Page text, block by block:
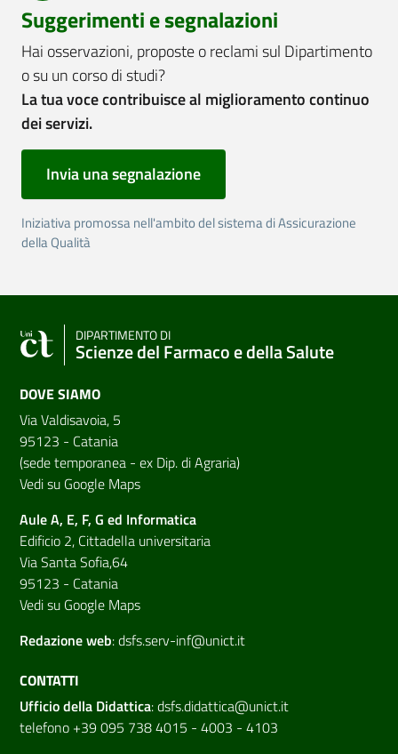
Suggerimenti e segnalazioni
Hai osservazioni, proposte o reclami sul Dipartimento
o su un corso di studi?
La tua voce contribuisce al miglioramento continuo
dei servizi.
Invia una segnalazione
Iniziativa promossa nell'ambito del sistema di Assicurazione
della Qualità
DIPARTIMENTO DI
Scienze del Farmaco e della Salute
DOVE SIAMO
Via Valdisavoia, 5
95123 - Catania
(sede temporanea - ex Dip. di Agraria)
Vedi su Google Maps
Aule A, E, F, G ed Informatica
Edificio 2, Cittadella universitaria
Via Santa Sofia,64
95123 - Catania
Vedi su Google Maps
Redazione web:dsfs.serv-inf@unict.it
CONTATTI
Ufficio della Didattica:dsfs.didattica@unict.it
telefono +39 095 738 4015 - 4003 - 4103